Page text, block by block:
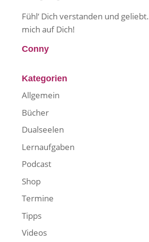
Fühl‘ Dich verstanden und
mich auf Dich!
Conny
Kategorien
Allgemein
Bücher
Dualseelen
Lernaufgaben
Podcast
Shop
Termine
Tipps
Videos